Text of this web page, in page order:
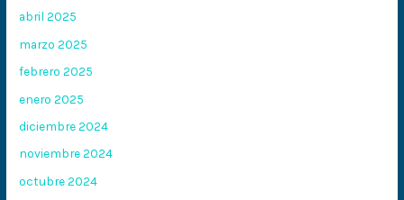
abril 2025
marzo 2025
febrero 2025
enero 2025
diciembre 2024
noviembre 2024
octubre 2024